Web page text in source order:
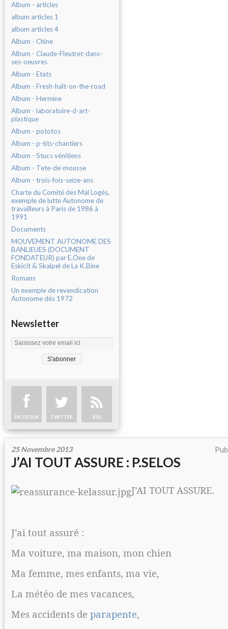
Album - articles
album articles 1
album articles 4
Album - Chine
Album - Claude-Fleutret-dans-
ses-oeuvres
Album - Etats
Album - Fresh-halt-on-the-road
Album - Hermine
Album - laboratoire-d-art-
plastique
Album - pototos
Album - p-tits-chantiers
Album - Stucs vénitiens
Album - Tete-de-mousse
Album - trois-fois-seize-ans
Charte du Comité des Mal Logés,
exemple de lutte Autonome de
travailleurs à Paris de 1986 à
1991
Documents
MOUVEMENT AUTONOME DES
BANLIEUES (DOCUMENT
FONDATEUR) par E.One de
Eskicit & Skalpel de La K.Bine
Romans
Un exemple de revendication
Autonome dès 1972
Newsletter
FACEBOOK TWITTER RSS
25 Novembre 2013
J’AI TOUT ASSURE : P.SELOS
J’AI TOUT ASSURE.
J’ai tout assuré :
Ma voiture, ma maison, mon chien
Ma femme, mes enfants, ma vie,
La météo de mes vacances,
Mes accidents de parapente,